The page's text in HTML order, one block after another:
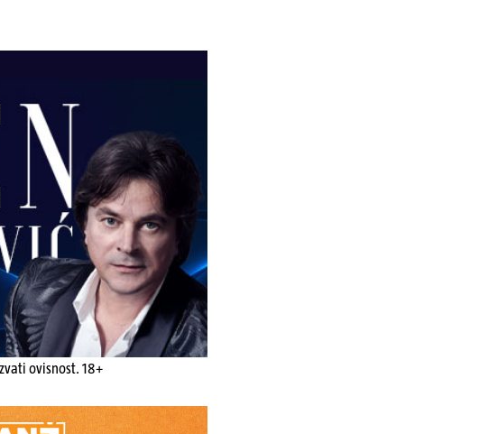
ovisnost. 18+